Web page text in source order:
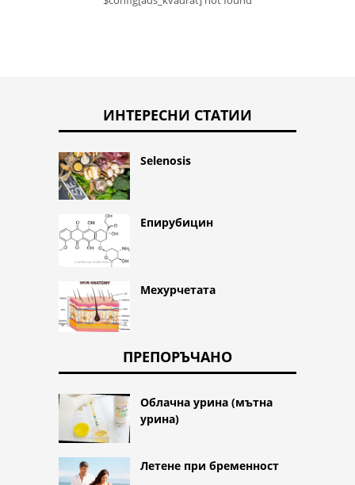
ИНТЕРЕСНИ СТАТИИ
Selenosis
Епирубицин
Мехурчетата
ПРЕПОРЪЧАНО
Облачна урина (мътна
урина)
Летене при бременност